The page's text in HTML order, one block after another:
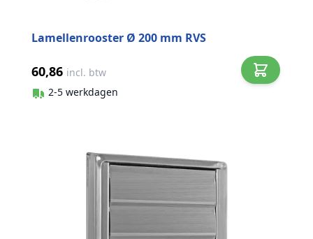
Lamellenrooster Ø 200 mm RVS
60,86 incl. btw
2-5 werkdagen